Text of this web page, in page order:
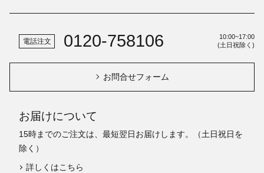
電話注文 0120-758106
10:00~17:00
(土日祝除く)
お問合せフォーム
お届けについて
15時までのご注文は、最短翌日お届けします。（土日祝日を
除く）
詳しくはこちら